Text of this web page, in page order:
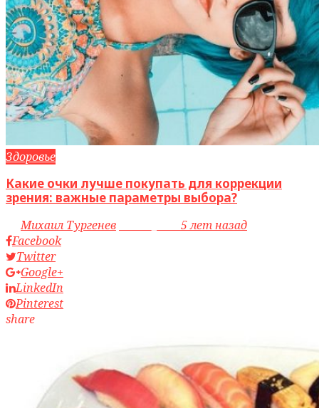
Здоровье
Какие очки лучше покупать для коррекции
зрения: важные параметры выбора?
byМихаил Тургенев
5 лет назад
Facebook
Twitter
Google+
LinkedIn
Pinterest
share